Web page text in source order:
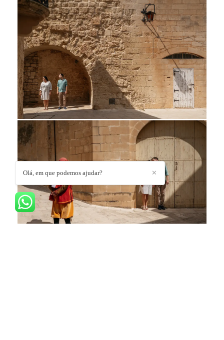
✕
Olá, em que podemos ajudar?